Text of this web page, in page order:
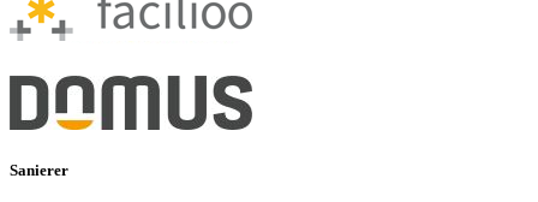
Sanierer